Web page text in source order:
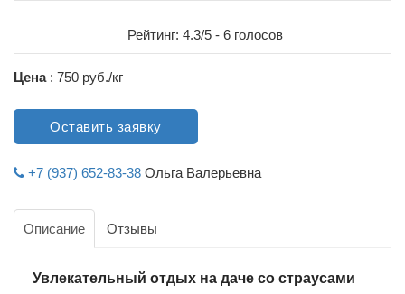
Рейтинг: 4.3/5 - 6голосов
Цена : 750 руб./кг
Оставить заявку
+7 (937) 652-83-38 Ольга Валерьевна
Описание Отзывы
Увлекательный отдых на даче со страусами